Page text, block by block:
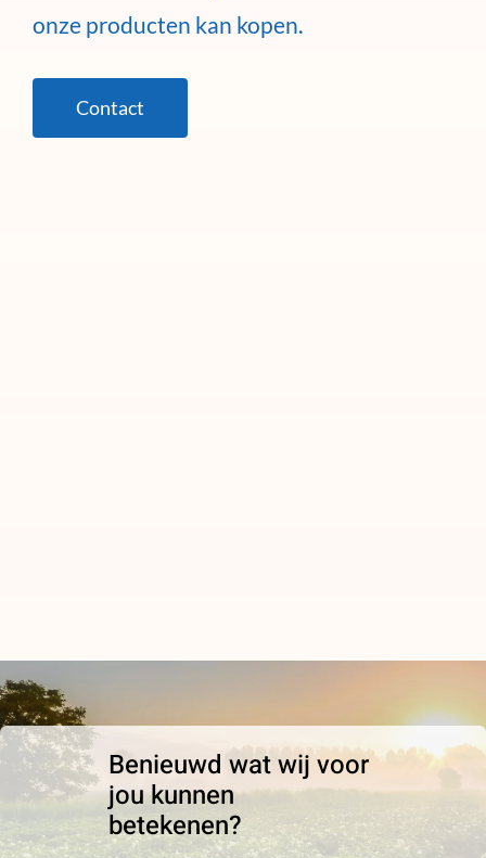
onze producten kan kopen.
Contact
Benieuwd wat wij voor
jou kunnen
betekenen?